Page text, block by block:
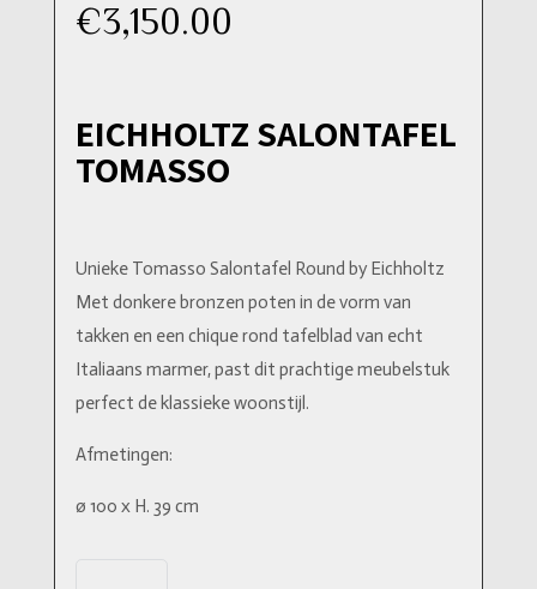
€3,150.00
EICHHOLTZ SALONTAFEL
TOMASSO
Unieke Tomasso Salontafel Round by Eichholtz
Met donkere bronzen poten in de vorm van
takken en een chique rond tafelblad van echt
Italiaans marmer, past dit prachtige meubelstuk
perfect de klassieke woonstijl.
Afmetingen:
ø 100 x H. 39 cm